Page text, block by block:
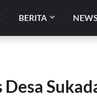
BERITA NEWS